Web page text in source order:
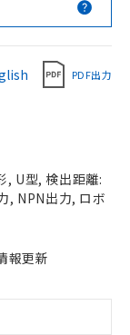
PDF出力
, U型, 検出距離:
, NPN出力, ロボ
報更新